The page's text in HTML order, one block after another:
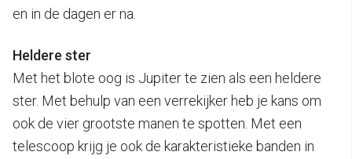
en in de dagen er na.
Heldere ster
Met het blote oog is Jupiter te zien als een heldere
ster. Met behulp van een verrekijker heb je kans om
ook de vier grootste manen te spotten. Met een
telescoop krijg je ook de karakteristieke banden in